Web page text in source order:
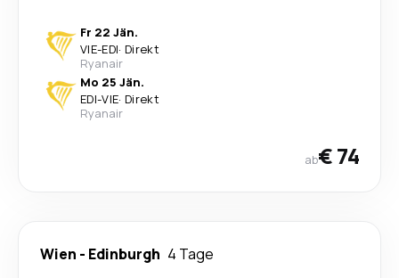
Fr 22 Jän.
VIE-EDI· Direkt
Ryanair
Mo 25 Jän.
EDI-VIE· Direkt
Ryanair
ab€ 74
Wien - Edinburgh 4 Tage